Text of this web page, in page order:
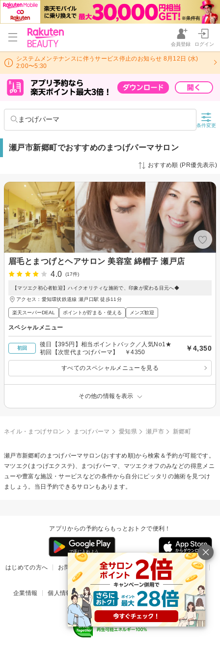
会員登録 ログイン
システムメンテナンスに伴うサービス停止のお知らせ 8月12日 (水)
2:00〜5:30
まつげパーマ
条件変更
瀬戸市新郷町でおすすめのまつげパーマサロン
おすすめ順 (PR優先表示)
眉毛とまつげとヘアサロン 美容室 綿帽子 瀬戸店
4.0
(17件)
【マツエク初心者歓迎】ハイクオリティな施術で、印象が変わる目元へ◆
アクセス：愛知環状鉄道線 瀬戸口駅 徒歩11分
楽天スーパーDEAL ポイントが貯まる・使える メンズ歓迎
スペシャルメニュー
初回
後日【395円】相当ポイントバック／人気No1★
初回【次世代まつげパーマ】 ￥4350
￥4,350
すべてのスペシャルメニューを見る
その他の情報を表示
ネイル・まつげサロン まつげパーマ 愛知県 瀬戸市 新郷町
瀬戸市新郷町の まつげパーマサロン(おすすめ順)から検索＆予約が可能です。
マツエク(まつげエクステ)、まつげパーマ、マツエクオフのみなどの得意メニ
ューや豊富な施設・サービスなどの条件から自分にピッタリの施術を見つけ
ましょう。当日予約できるサロンもあります。
アプリからの予約ならもっとおトクで便利！
はじめての方へ お問い合わせ ヘルプ リリース情報
利用規約
掲載ご希望のサロン様
企業情報 個人情報保護方針 楽天のサービス一覧 アプリ一覧
© Rakuten Group, Inc.